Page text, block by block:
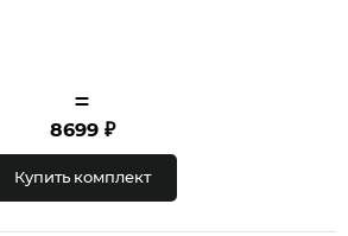
=
8699 ₽
Купить комплект